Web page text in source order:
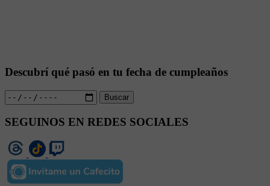
Descubrí qué pasó en tu fecha de cumpleaños
Buscar
SEGUINOS EN REDES SOCIALES